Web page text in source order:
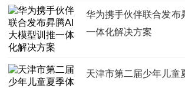
华为携手伙伴联合发布
一体化解决方案
天津市第二届少年儿童